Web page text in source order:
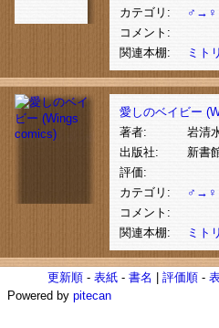
カテゴリ:
♂→♀
コメント:
関連本棚:
ミトリ
愛しのベイビー
著者:
岩清
出版社:
新書
評価:
カテゴリ:
♂→♀
コメント:
関連本棚:
ミトリ
更新順 -表紙 -書名 |評価順 -
Powered by pitecan